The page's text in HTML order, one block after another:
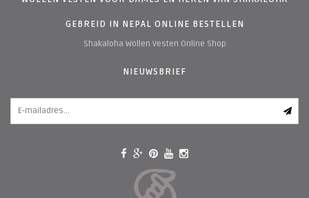
GEBREID IN NEPAL ONLINE BESTELLEN
Shakaloha Wollen Vesten Online Shop
NIEUWSBRIEF